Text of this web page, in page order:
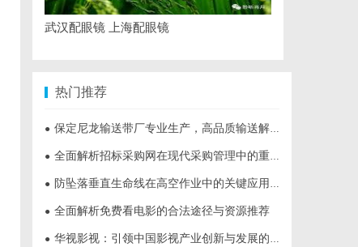
武汉配眼镜 上海配眼镜
热门推荐
● 保定尼龙输送带厂专业生产，高品质输送解决方案
● 全面解析招标采购网在现代采购管理中的重要作用与应用
● 防坠落垂直生命线在高空作业中的关键应用与安全保障
● 全面解析免费看电影的合法途径与资源推荐
● 华视影视：引领中国影视产业创新与发展的标杆企业